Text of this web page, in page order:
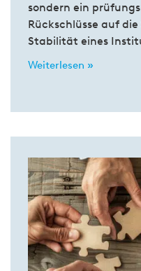
sondern ein
Rückschlüsse auf
Stabilität eines
Weiterlesen »